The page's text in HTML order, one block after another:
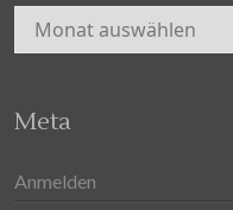
Archiv
Meta
Anmelden